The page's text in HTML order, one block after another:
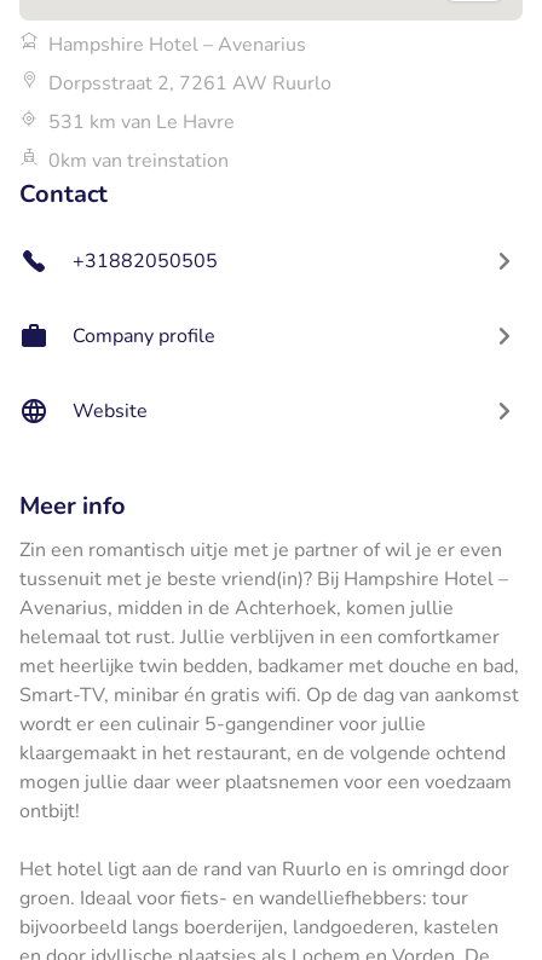
Hampshire Hotel – Avenarius
Dorpsstraat 2, 7261 AW Ruurlo
531 km van Le Havre
0km van treinstation
Contact
+31882050505
Company profile
Website
Meer info
Zin een romantisch uitje met je partner of wil je er even
tussenuit met je beste vriend(in)? Bij Hampshire Hotel –
Avenarius, midden in de Achterhoek, komen jullie
helemaal tot rust. Jullie verblijven in een comfortkamer
met heerlijke twin bedden, badkamer met douche en bad,
Smart-TV, minibar én gratis wifi. Op de dag van aankomst
wordt er een culinair 5-gangendiner voor jullie
klaargemaakt in het restaurant, en de volgende ochtend
mogen jullie daar weer plaatsnemen voor een voedzaam
ontbijt!
Het hotel ligt aan de rand van Ruurlo en is omringd door
groen. Ideaal voor fiets- en wandelliefhebbers: tour
bijvoorbeeld langs boerderijen, landgoederen, kastelen